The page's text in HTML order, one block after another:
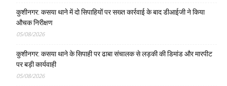
कुशीनगर: कसया थाने में दो सिपाहियों पर सख्त कार्रवाई के बाद डीआईजी ने किया
औचक निरीक्षण
05/08/2026
कुशीनगर: कसया थाने के सिपाही पर ढाबा संचालक से लड़की की डिमांड और मारपीट
पर बड़ी कार्यवाही
05/08/2026